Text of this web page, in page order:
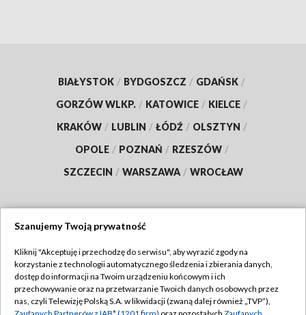
BIAŁYSTOK / BYDGOSZCZ / GDAŃSK /
GORZÓW WLKP. / KATOWICE / KIELCE /
KRAKÓW / LUBLIN / ŁÓDŹ / OLSZTYN /
OPOLE / POZNAŃ / RZESZÓW /
SZCZECIN / WARSZAWA / WROCŁAW
TVP
Abonament TVP
Emisja w TVP
Regulamin TVP
Szanujemy Twoją prywatność
Kliknij "Akceptuję i przechodzę do serwisu", aby wyrazić zgody na
korzystanie z technologii automatycznego śledzenia i zbierania danych,
dostęp do informacji na Twoim urządzeniu końcowym i ich
przechowywanie oraz na przetwarzanie Twoich danych osobowych przez
nas, czyli Telewizję Polską S.A. w likwidacji (zwaną dalej również „TVP”),